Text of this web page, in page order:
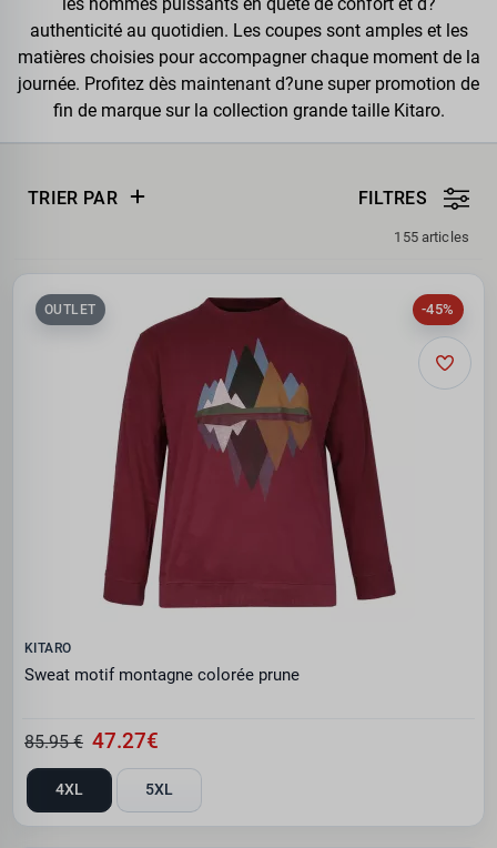
authenticité au quotidien. Les coupes sont amples et les
matières choisies pour accompagner chaque moment de la
journée. Profitez dès maintenant d?une super promotion de
fin de marque sur la collection grande taille Kitaro.
TRIER PAR FILTRES
155 articles
-45%
OUTLET
KITARO
Sweat motif montagne colorée prune
85.95 € 47.27€
4XL 5XL